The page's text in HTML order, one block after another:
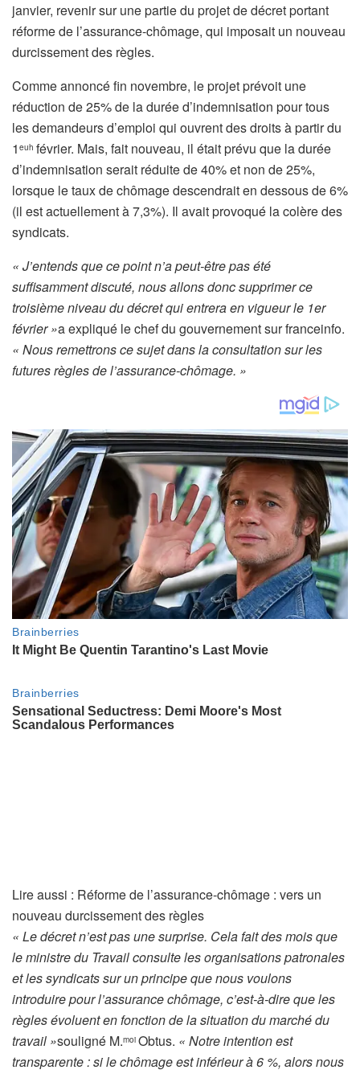
janvier, revenir sur une partie du projet de décret portant
réforme de l’assurance-chômage, qui imposait un nouveau
durcissement des règles.
Comme annoncé fin novembre, le projet prévoit une
réduction de 25% de la durée d’indemnisation pour tous
les demandeurs d’emploi qui ouvrent des droits à partir du
1 euh février. Mais, fait nouveau, il était prévu que la durée
d’indemnisation serait réduite de 40% et non de 25%,
lorsque le taux de chômage descendrait en dessous de 6%
(il est actuellement à 7,3%). Il avait provoqué la colère des
syndicats.
« J’entends que ce point n’a peut-être pas été
suffisamment discuté, nous allons donc supprimer ce
troisième niveau du décret qui entrera en vigueur le 1er
février »a expliqué le chef du gouvernement sur franceinfo.
« Nous remettrons ce sujet dans la consultation sur les
futures règles de l’assurance-chômage. »
Lire aussi : A
r
t
i
c
l
e
r
é
Réforme de l’assurance-chômage : vers un
nouveau durcissement des règles
« Le décret n’est pas une surprise. Cela fait des mois que
le ministre du Travail consulte les organisations patronales
et les syndicats sur un principe que nous voulons
introduire pour l’assurance chômage, c’est-à-dire que les
règles évoluent en fonction de la situation du marché du
travail »souligné M.moi Obtus. « Notre intention est
transparente : si le chômage est inférieur à 6 %, alors nous